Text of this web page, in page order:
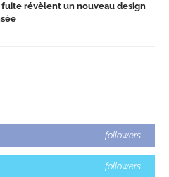
fuite révèlent un nouveau design
followers
followers